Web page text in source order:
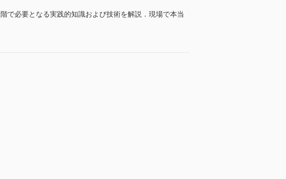
で必要となる実践的知識および技術を解説．現場で本当